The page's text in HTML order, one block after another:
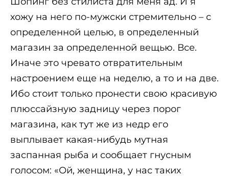
хожу на него по-мужски стремительно – с
определенной целью, в определенный
магазин за определенной вещью. Все.
Иначе это чревато отвратительным
настроением еще на неделю, а то и на две.
Ибо стоит только пронести свою красивую
плюссайзную задницу через порог
магазина, как тут же из недр его
выплывает какая-нибудь мутная
заспанная рыба и сообщает гнусным
голосом: «Ой, женщина, у нас таких